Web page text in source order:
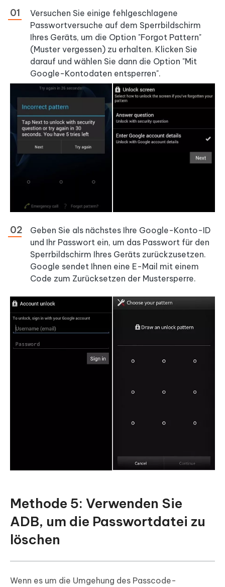
Versuchen Sie einige fehlgeschlagene
Passwortversuche auf dem Sperrbildschirm
Ihres Geräts, um die Option "Forgot Pattern"
(Muster vergessen) zu erhalten. Klicken Sie
darauf und wählen Sie dann die Option "Mit
Google-Kontodaten entsperren".
Geben Sie als nächstes Ihre Google-Konto-ID
und Ihr Passwort ein, um das Passwort für den
Sperrbildschirm Ihres Geräts zurückzusetzen.
Google sendet Ihnen eine E-Mail mit einem
Code zum Zurücksetzen der Mustersperre.
Methode 5: Verwenden Sie
ADB, um die Passwortdatei zu
löschen
Wenn es um die Umgehung des Passcode-